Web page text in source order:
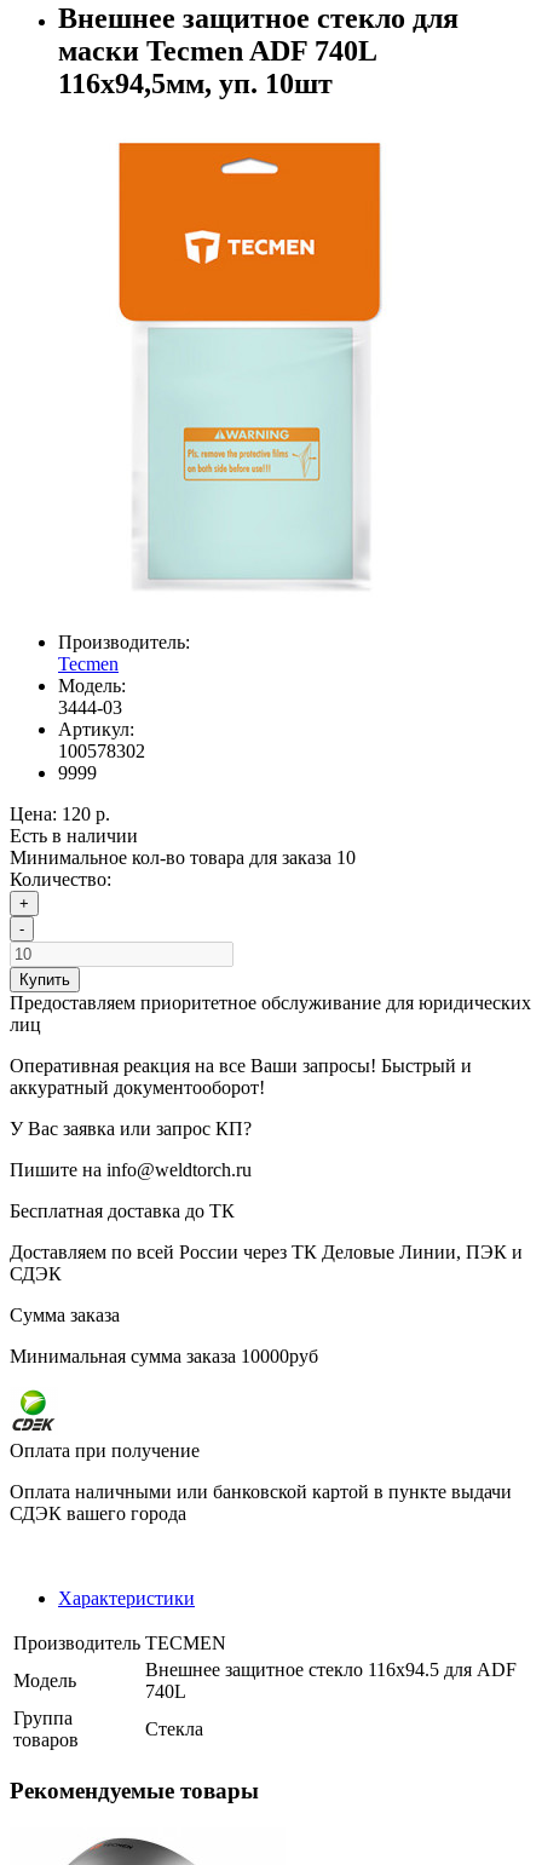
Внешнее защитное стекло для
маски Tecmen ADF 740L
116x94,5мм, уп. 10шт
Производитель:
Tecmen
Модель:
3444-03
Артикул:
100578302
9999
Цена: 120 р.
Есть в наличии
Минимальное кол-во товара для заказа 10
Количество:
+
-
Купить
Предоставляем приоритетное обслуживание для юридических
лиц
Оперативная реакция на все Ваши запросы! Быстрый и
аккуратный документооборот!
У Вас заявка или запрос КП?
Пишите на info@weldtorch.ru
Бесплатная доставка до ТК
Доставляем по всей России через ТК Деловые Линии, ПЭК и
СДЭК
Сумма заказа
Минимальная сумма заказа 10000руб
Оплата при получение
Оплата наличными или банковской картой в пункте выдачи
СДЭК вашего города
Характеристики
Производитель TECMEN
Модель
Внешнее защитное стекло 116x94.5 для ADF
740L
Группа
товаров
Стекла
Рекомендуемые товары